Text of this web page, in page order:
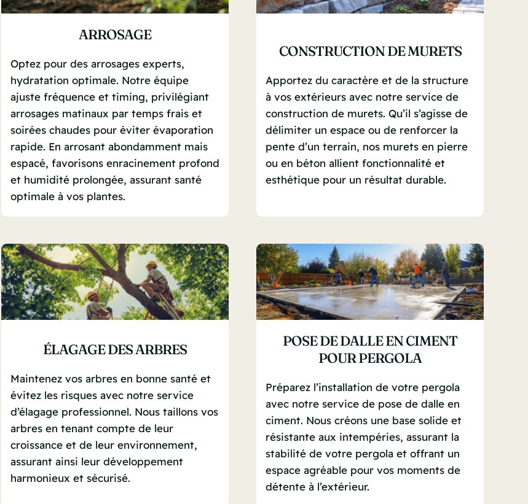
ARROSAGE
Optez pour des arrosages experts,
hydratation optimale. Notre équipe
ajuste fréquence et timing, privilégiant
arrosages matinaux par temps frais et
soirées chaudes pour éviter évaporation
rapide. En arrosant abondamment mais
espacé, favorisons enracinement profond
et humidité prolongée, assurant santé
optimale à vos plantes.
CONSTRUCTION DE MURETS
Apportez du caractère et de la structure
à vos extérieurs avec notre service de
construction de murets. Qu’il s’agisse de
délimiter un espace ou de renforcer la
pente d’un terrain, nos murets en pierre
ou en béton allient fonctionnalité et
esthétique pour un résultat durable.
ÉLAGAGE DES ARBRES
Maintenez vos arbres en bonne santé et
évitez les risques avec notre service
d’élagage professionnel. Nous taillons vos
arbres en tenant compte de leur
croissance et de leur environnement,
assurant ainsi leur développement
harmonieux et sécurisé.
POSE DE DALLE EN CIMENT
POUR PERGOLA
Préparez l’installation de votre pergola
avec notre service de pose de dalle en
ciment. Nous créons une base solide et
résistante aux intempéries, assurant la
stabilité de votre pergola et offrant un
espace agréable pour vos moments de
détente à l’extérieur.